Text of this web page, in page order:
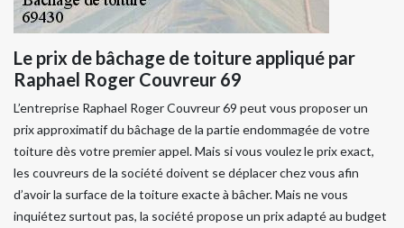
Le prix de bâchage de toiture appliqué par
Raphael Roger Couvreur 69
L’entreprise Raphael Roger Couvreur 69 peut vous proposer un
prix approximatif du bâchage de la partie endommagée de votre
toiture dès votre premier appel. Mais si vous voulez le prix exact,
les couvreurs de la société doivent se déplacer chez vous afin
d’avoir la surface de la toiture exacte à bâcher. Mais ne vous
inquiétez surtout pas, la société propose un prix adapté au budget